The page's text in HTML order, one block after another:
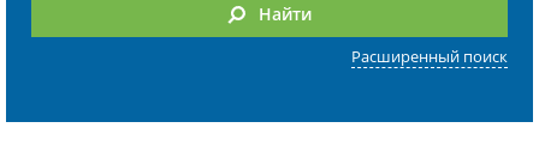
Найти
Расширенный поиск